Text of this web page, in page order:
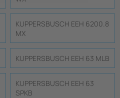
KUPPERSBUSCH EEH 6200.8
MX
KUPPERSBUSCH EEH 63 MLB
KUPPERSBUSCH EEH 63
SPKB